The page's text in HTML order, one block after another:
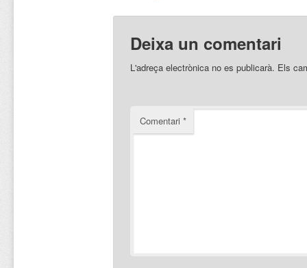
Deixa un comentari
L'adreça electrònica no es publicarà. Els
Comentari *